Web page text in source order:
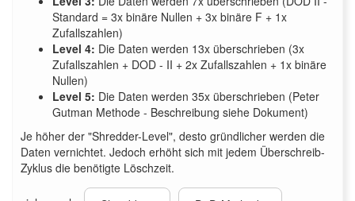
Standard = 3x binäre Nullen + 3x binäre F + 1x
Zufallszahlen)
Level 4: Die Daten werden 13x überschrieben (3x
Zufallszahlen + DOD - II + 2x Zufallszahlen + 1x binäre
Nullen)
Level 5: Die Daten werden 35x überschrieben (Peter
Gutman Methode - Beschreibung siehe Dokument)
Je höher der "Shredder-Level", desto gründlicher werden die
Daten vernichtet. Jedoch erhöht sich mit jedem Überschreib-
Zyklus die benötigte Löschzeit.